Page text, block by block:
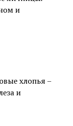
и
хлопья –
и